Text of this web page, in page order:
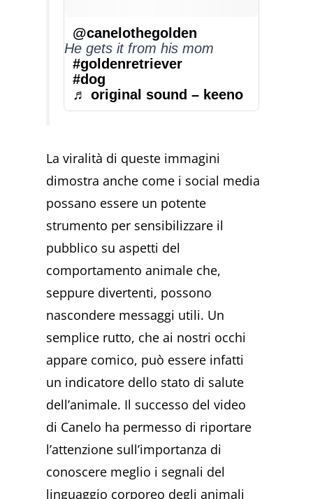
@canelothegolden
He gets it from his mom
#goldenretriever
#dog
♬ original sound – keeno
La viralità di queste immagini
dimostra anche come i social media
possano essere un potente
strumento per sensibilizzare il
pubblico su aspetti del
comportamento animale che,
seppure divertenti, possono
nascondere messaggi utili. Un
semplice rutto, che ai nostri occhi
appare comico, può essere infatti
un indicatore dello stato di salute
dell’animale. Il successo del video
di Canelo ha permesso di riportare
l’attenzione sull’importanza di
conoscere meglio i segnali del
linguaggio corporeo degli animali